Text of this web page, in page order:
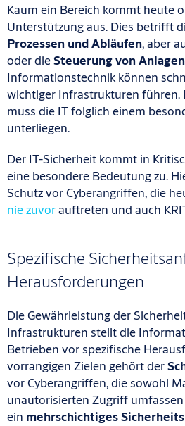
Kaum ein Bereich kommt heute
Unterstützung aus. Dies betrifft
Prozessen und Abläufen, aber
oder dieSteuerung von Anlagen
Informationstechnik können
wichtiger Infrastrukturen führen.
muss die IT folglich einem
unterliegen.
Der IT-Sicherheit kommt in
eine besondere Bedeutung zu.
Schutz vor Cyberangriffen, die
nie zuvorauftreten und auch
Spezifische
Herausforderungen
Die Gewährleistung der
Infrastrukturen stellt die
Betrieben vor spezifische
vorrangigen Zielen gehört der
vor Cyberangriffen, die sowohl
unautorisierten Zugriff
ein mehrschichtiges